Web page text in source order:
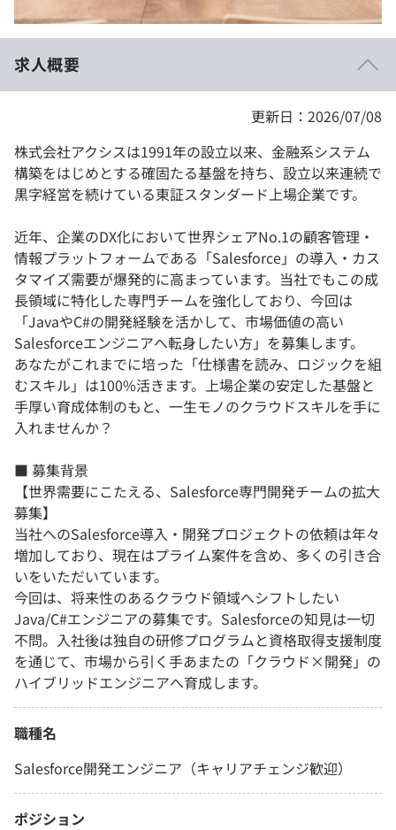
学校向けプラン
契約内容・クーポン
求人概要
更新日：2026/07/08
株式会社アクシスは1991年の設立以来、金融系システム
構築をはじめとする確固たる基盤を持ち、設立以来連続で
黒字経営を続けている東証スタンダード上場企業です。
近年、企業のDX化において世界シェアNo.1の顧客管理・
情報プラットフォームである「Salesforce」の導入・カス
タマイズ需要が爆発的に高まっています。当社でもこの成
長領域に特化した専門チームを強化しており、今回は
「JavaやC#の開発経験を活かして、市場価値の高い
Salesforceエンジニアへ転身したい方」を募集します。
あなたがこれまでに培った「仕様書を読み、ロジックを組
むスキル」は100%活きます。上場企業の安定した基盤と
手厚い育成体制のもと、一生モノのクラウドスキルを手に
入れませんか？
■ 募集背景
【世界需要にこたえる、Salesforce専門開発チームの拡大
募集】
当社へのSalesforce導入・開発プロジェクトの依頼は年々
増加しており、現在はプライム案件を含め、多くの引き合
いをいただいています。
今回は、将来性のあるクラウド領域へシフトしたい
Java/C#エンジニアの募集です。Salesforceの知見は一切
不問。入社後は独自の研修プログラムと資格取得支援制度
を通じて、市場から引く手あまたの「クラウド×開発」の
ハイブリッドエンジニアへ育成します。
職種名
Salesforce開発エンジニア（キャリアチェンジ歓迎）
ポジション